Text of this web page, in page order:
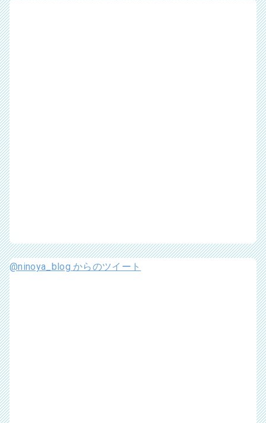
@ninoya_blog からのツイート